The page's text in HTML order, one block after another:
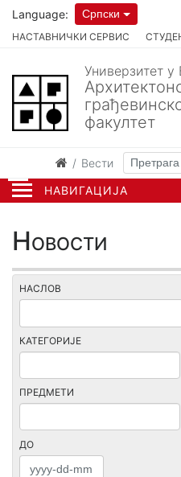
НАВИГАЦИЈА
НАСТАВНИЧКИ СЕРВИС
Language: Српски
Универзитет
факултет
Вести
Новости
НАСЛОВ
КАТЕГОРИЈЕ
ПРЕДМЕТИ
ДО